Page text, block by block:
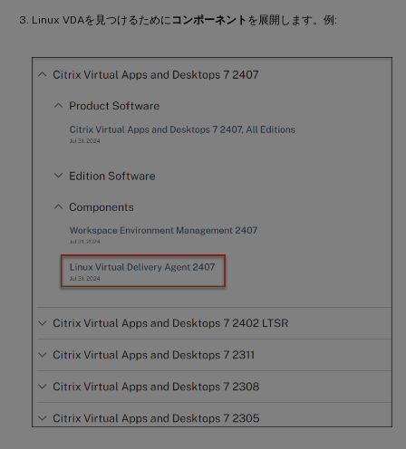
Linux VDAを見つけるために コンポーネント を展開します。例: